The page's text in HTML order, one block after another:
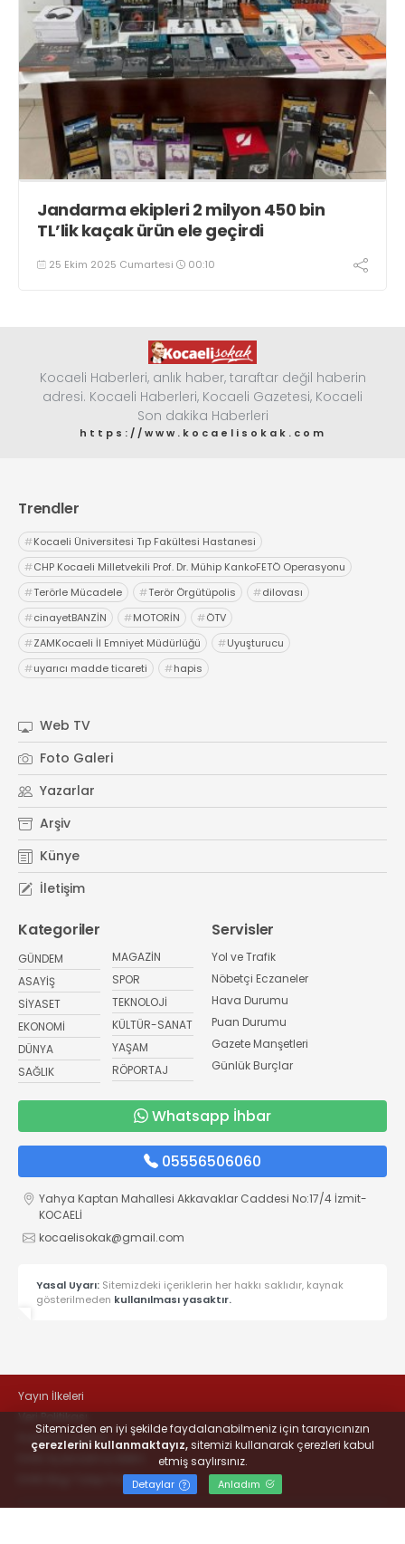
Jandarma ekipleri 2 milyon 450 bin
TL’lik kaçak ürün ele geçirdi
25 Ekim 2025 Cumartesi 00:10
Kocaeli Haberleri, anlık haber, taraftar değil haberin
adresi. Kocaeli Haberleri, Kocaeli Gazetesi, Kocaeli
Son dakika Haberleri
https://www.kocaelisokak.com
Trendler
#Kocaeli Üniversitesi Tıp Fakültesi Hastanesi
#CHP Kocaeli Milletvekili Prof. Dr. Mühip KankoFETÖ Operasyonu
#Terörle Mücadele #Terör Örgütüpolis #dilovası
#cinayetBANZİN #MOTORİN #ÖTV
#ZAMKocaeli İl Emniyet Müdürlüğü #Uyuşturucu
#uyarıcı madde ticareti #hapis
Web TV
Foto Galeri
Yazarlar
Arşiv
Künye
İletişim
Kategoriler
GÜNDEM
ASAYİŞ
SİYASET
EKONOMİ
DÜNYA
SAĞLIK
MAGAZİN
SPOR
TEKNOLOJİ
KÜLTÜR-SANAT
YAŞAM
RÖPORTAJ
Servisler
Yol ve Trafik
Nöbetçi Eczaneler
Hava Durumu
Puan Durumu
Gazete Manşetleri
Günlük Burçlar
Whatsapp İhbar
05556506060
Yahya Kaptan Mahallesi Akkavaklar Caddesi No:17/4 İzmit-
KOCAELİ
kocaelisokak@gmail.com
Yasal Uyarı: Sitemizdeki içeriklerin her hakkı saklıdır, kaynak
gösterilmeden kullanılması yasaktır.
Yayın İlkeleri
Veri Politikası
Kullanım Şartları
KVKK Bilgi Talep Formu
Sitemizden en iyi şekilde faydalanabilmeniz için tarayıcınızın
çerezlerini kullanmaktayız,sitemizi kullanarak çerezleri kabul
etmiş saylırsınız.
Detaylar Anladım